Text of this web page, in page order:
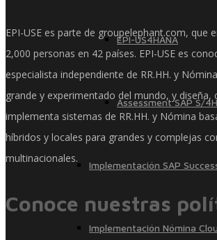
EPI-US4HANA
Assessment SAP S/
Implementación SAP
Implementación Nómina
EPI-USE es parte de groupelephant.com, que
2,000 personas en 42 países. EPI-USE es
especialista independiente de RR.HH. y
grande y experimentado del mundo, y diseña,
implementa sistemas de RR.HH. y Nómina
híbridos y locales para grandes y complejas
multinacionales.
Conoce nuestras